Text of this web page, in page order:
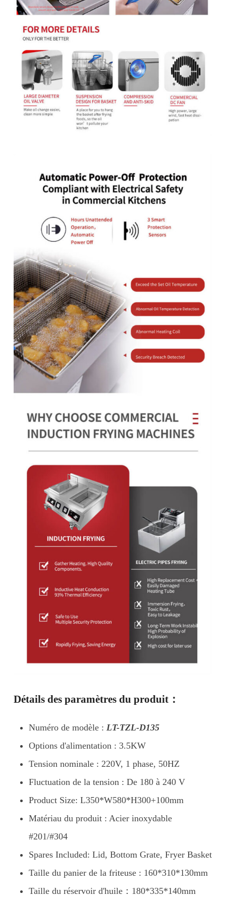
Détails des paramètres du produit：
Numéro de modèle : LT-TZL-D135
Options d'alimentation : 3.5KW
Tension nominale : 220V, 1 phase, 50HZ
Fluctuation de la tension : De 180 à 240 V
Product Size: L350*W580*H300+100mm
Matériau du produit : Acier inoxydable
#201/#304
Spares Included: Lid, Bottom Grate, Fryer Basket
Taille du panier de la friteuse : 160*310*130mm
Taille du réservoir d'huile：180*335*140mm